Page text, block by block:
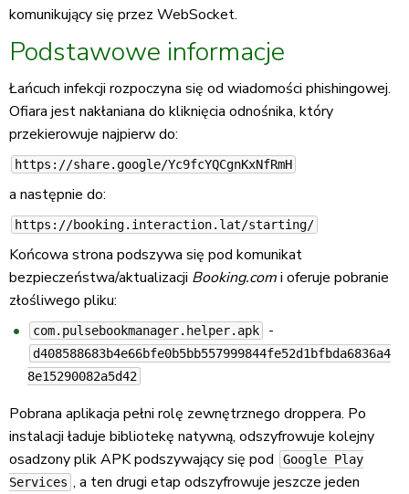
komunikujący się przez WebSocket.
Podstawowe informacje
Łańcuch infekcji rozpoczyna się od wiadomości phishingowej.
Ofiara jest nakłaniana do kliknięcia odnośnika, który
przekierowuje najpierw do:
https://share.google/Yc9fcYQCgnKxNfRmH
a następnie do:
https://booking.interaction.lat/starting/
Końcowa strona podszywa się pod komunikat
bezpieczeństwa/aktualizacji Booking.comi oferuje pobranie
złośliwego pliku:
com.pulsebookmanager.helper.apk -
d408588683b4e66bfe0b5bb557999844fe52d1bfbda6836a4
8e15290082a5d42
Pobrana aplikacja pełni rolę zewnętrznego droppera. Po
instalacji ładuje bibliotekę natywną, odszyfrowuje kolejny
osadzony plik APK podszywający się pod
Google Play
Services , a ten drugi etap odszyfrowuje jeszcze jeden